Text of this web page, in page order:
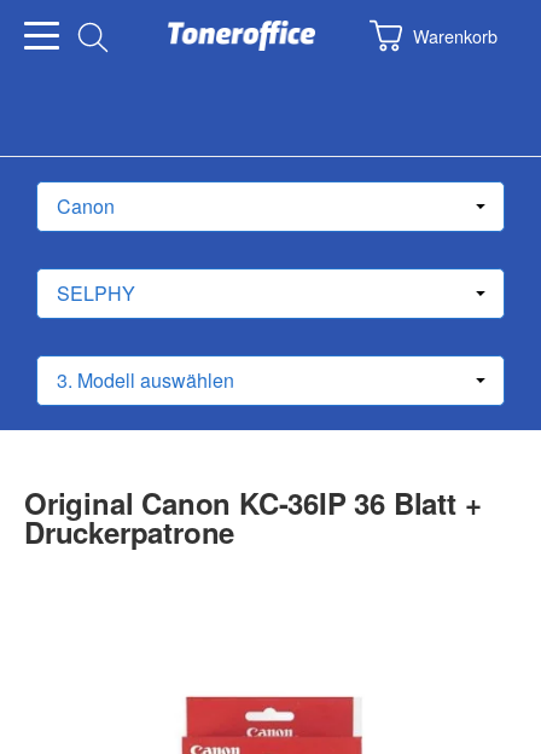
Warenkorb
Original Canon KC-36IP 36 Blatt +
Druckerpatrone